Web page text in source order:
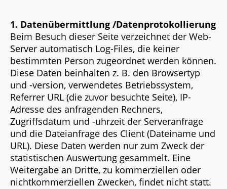
1. Datenübermittlung /Datenprotokollierung
Beim Besuch dieser Seite verzeichnet der Web-
Server automatisch Log-Files, die keiner
bestimmten Person zugeordnet werden können.
Diese Daten beinhalten z. B. den Browsertyp
und -version, verwendetes Betriebssystem,
Referrer URL (die zuvor besuchte Seite), IP-
Adresse des anfragenden Rechners,
Zugriffsdatum und -uhrzeit der Serveranfrage
und die Dateianfrage des Client (Dateiname und
URL). Diese Daten werden nur zum Zweck der
statistischen Auswertung gesammelt. Eine
Weitergabe an Dritte, zu kommerziellen oder
nichtkommerziellen Zwecken, findet nicht statt.